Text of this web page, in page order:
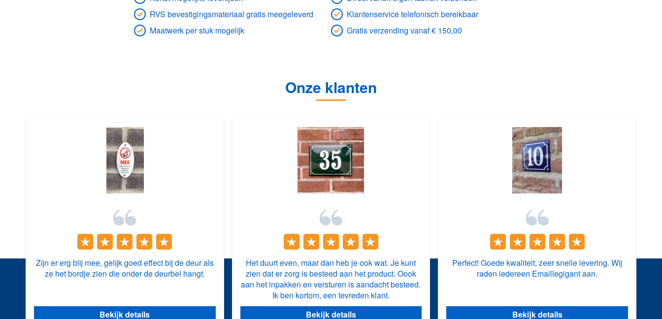
RVS bevestigingsmateriaal gratis meegeleverd
Klantenservice telefonisch bereikbaar
Maatwerk per stuk mogelijk
Gratis verzending vanaf € 150,00
Onze klanten
Zijn er erg blij mee, gelijk goed effect bij de deur als
ze het bordje zien die onder de deurbel hangt.
Bekijk details
Het duurt even, maar dan heb je ook wat. Je kunt
zien dat er zorg is besteed aan het product. Oook
aan het inpakken en versturen is aandacht besteed.
Ik ben kortom, een tevreden klant.
Bekijk details
Perfect! Goede kwaliteit, zeer snelle levering. Wij
raden iedereen Emaillegigant aan.
Bekijk details